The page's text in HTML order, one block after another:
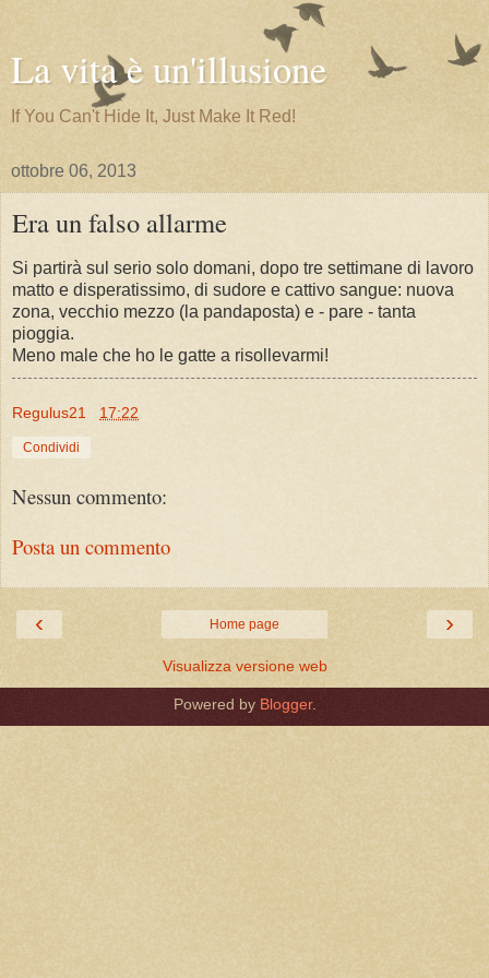
La vita è un'illusione
If You Can't Hide It, Just Make It Red!
ottobre 06, 2013
Era un falso allarme
Si partirà sul serio solo domani, dopo tre settimane di lavoro
matto e disperatissimo, di sudore e cattivo sangue: nuova
zona, vecchio mezzo (la pandaposta) e - pare - tanta
pioggia.
Meno male che ho le gatte a risollevarmi!
Regulus21 17:22
Condividi
Nessun commento:
Posta un commento
‹ ›
Home page
Visualizza versione web
Powered by Blogger.